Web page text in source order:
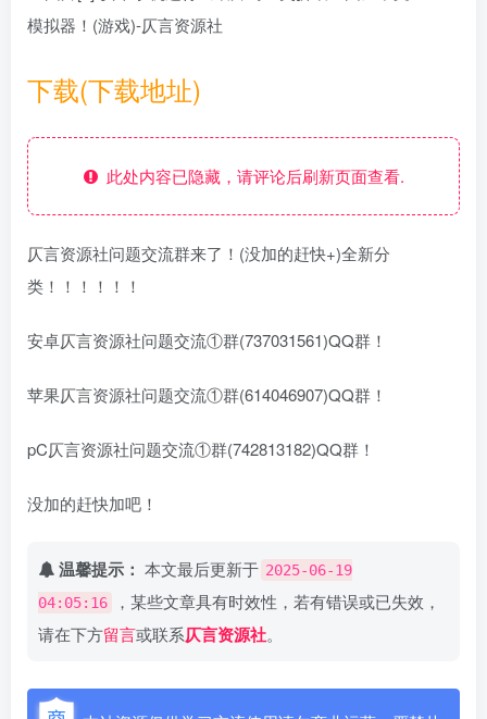
下载(下载地址)
此处内容已隐藏，请评论后刷新页面查看.
仄言资源社问题交流群来了！(没加的赶快+)全新分
类！！！！！！
安卓仄言资源社问题交流①群(737031561)QQ群！
苹果仄言资源社问题交流①群(614046907)QQ群！
pC仄言资源社问题交流①群(742813182)QQ群！
没加的赶快加吧！
温馨提示： 本文最后更新于 2025-06-19
04:05:16
，某些文章具有时效性，若有错误或已失效，
请在下方留言或联系仄言资源社。